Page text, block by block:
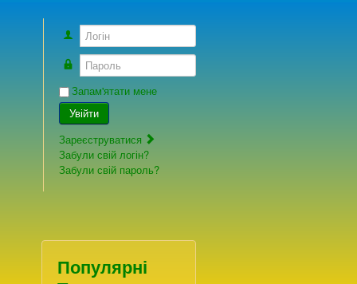
Логін
Пароль
Запам'ятати мене
Увійти
Зареєструватися
Забули свій логін?
Забули свій пароль?
Популярні